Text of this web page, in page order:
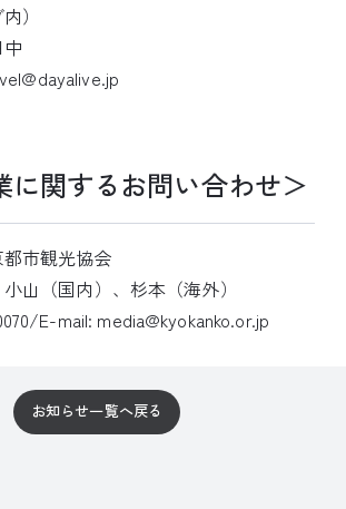
）
に関するお問い合わせ＞
市観光協会
山（国内）、杉本（海外）
E-mail: media@kyokanko.or.jp
お知らせ一覧へ戻る